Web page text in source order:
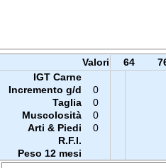
Valori 64
IGT Carne
Incremento g/d
0
Taglia
0
Muscolosità
0
Arti & Piedi
0
R.F.I.
Peso 12 mesi